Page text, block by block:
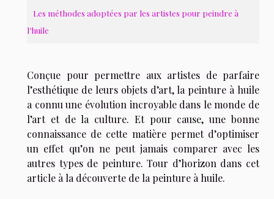
Les méthodes adoptées par les artistes pour peindre à
l’huile
Conçue pour permettre aux artistes de parfaire
l’esthétique de leurs objets d’art, la peinture à huile
a connu une évolution incroyable dans le monde de
l’art et de la culture. Et pour cause, une bonne
connaissance de cette matière permet d’optimiser
un effet qu’on ne peut jamais comparer avec les
autres types de peinture. Tour d’horizon dans cet
article à la découverte de la peinture à huile.